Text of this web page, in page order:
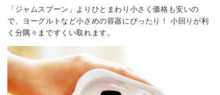
「ジャムスプーン」よりひとまわり小さく価格も安いの
で、ヨーグルトなど小さめの容器にぴったり！ 小回りが利
く分隅々まですくい取れます。